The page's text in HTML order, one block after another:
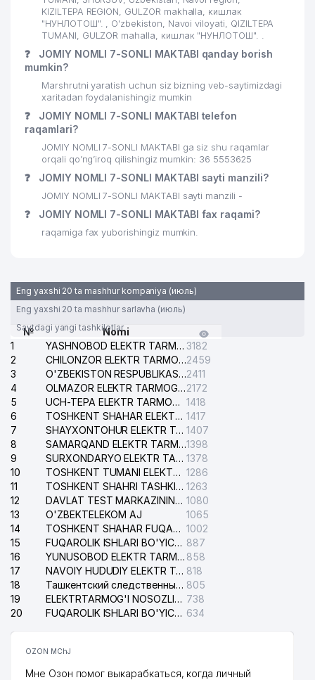
KIZILTEPA REGION, GULZOR makhalla, кишлак
"НУНЛОТОШ". , O'zbekiston, Navoi viloyati, QIZILTEPA
TUMANI, GULZOR mahalla, кишлак "НУНЛОТОШ". .
❓
JOMIY NOMLI 7-SONLI MAKTABI qanday borish
mumkin?
Marshrutni yaratish uchun siz bizning veb-saytimizdagi
xaritadan foydalanishingiz mumkin
❓
JOMIY NOMLI 7-SONLI MAKTABI telefon
raqamlari?
JOMIY NOMLI 7-SONLI MAKTABI ga siz shu raqamlar
orqali qo’ng’iroq qilishingiz mumkin: 36 5553625
❓ JOMIY NOMLI 7-SONLI MAKTABI sayti manzili?
JOMIY NOMLI 7-SONLI MAKTABI sayti manzili -
❓ JOMIY NOMLI 7-SONLI MAKTABI fax raqami?
raqamiga fax yuborishingiz mumkin.
Eng yaxshi 20 ta mashhur kompaniya (июль)
Eng yaxshi 20 ta mashhur sarlavha (июль)
Saytdagi yangi tashkilotlar
№
Nomi
1
YASHNOBOD ELEKTR TARMOG'I NOSOZLIKLARI XIZMATI 3182
2
CHILONZOR ELEKTR TARMOG'I NOSOZLIK XIZMATI2459
3
O'ZBEKISTON RESPUBLIKASI BOSH PROKURATURASI ISHONCH TELEFONI2411
4
OLMAZOR ELEKTR TARMOG'I NOSOZLIKLARI XIZMATI2172
5
UCH-TEPA ELEKTR TARMOG'I NOSOZLIKLARI XIZMATI 1418
6
TOSHKENT SHAHAR ELEKTR TARMOQLARI KORXONASI AJ 1417
7
SHAYXONTOHUR ELEKTR TARMOG'I NOSOZLIKLARINI TUZATISH XIZMATI 1407
8
SAMARQAND ELEKTR TARMOQLARI AJ1398
9
SURXONDARYO ELEKTR TARMOQLARI AJ 1378
10
TOSHKENT TUMANI ELEKTR TARMOG'I AVARIYA XIZMATI 1286
11
TOSHKENT SHAHRI TASHKILOT TELEFONLARI HAQIDA MA'LUMOT BYUROSI 1263
12
DAVLAT TEST MARKAZINING ISHONCH TELEFONLARI 1080
13
O'ZBEKTELEKOM AJ
1065
14
TOSHKENT SHAHAR FUQAROLIK ISHLARI BO'YICHA SUDI 1002
15
FUQAROLIK ISHLARI BO'YICHA YAKKASAROY TUMANLARARO SUDI 887
16
YUNUSOBOD ELEKTR TARMOG'I NOSOZLIKLARI XIZMATI 858
17
NAVOIY HUDUDIY ELEKTR TARMOQLARI KORXONASI AJ 818
18
Ташкентский следственный изолятор 805
19
ELEKTRTARMOG'I NOSOZLIKLARINI TO'ZATISH SERGELI XIZMATI 738
20
FUQAROLIK ISHLARI BO'YICHA UCH-TEPA TUMANI SUDI 634
OZON MChJ
Мне Озон помог выкарабкаться, когда личный